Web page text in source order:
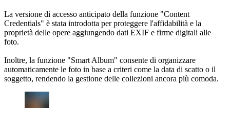
La versione di accesso anticipato della funzione "Content
Credentials" è stata introdotta per proteggere l'affidabilità e la
proprietà delle opere aggiungendo dati EXIF e firme digitali alle
foto.
Inoltre, la funzione "Smart Album" consente di organizzare
automaticamente le foto in base a criteri come la data di scatto o il
soggetto, rendendo la gestione delle collezioni ancora più comoda.